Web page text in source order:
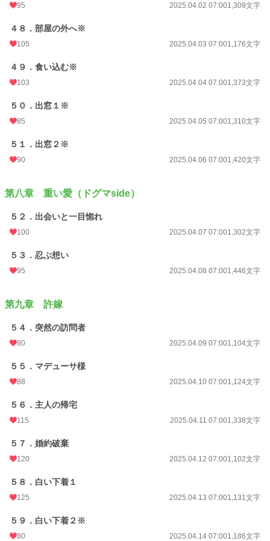
95 2025.04.02 07:001,309文字
４８．部屋の外へ※
105 2025.04.03 07:001,176文字
４９．食い込む※
103 2025.04.04 07:001,373文字
５０．出窓１※
85 2025.04.05 07:001,310文字
５１．出窓２※
90 2025.04.06 07:001,420文字
第八章 重い愛（ドグマside）
５２．出会いと一目惚れ
100 2025.04.07 07:001,302文字
５３．忍ぶ想い
95 2025.04.08 07:001,446文字
第九章 許嫁
５４．突然の訪問者
80 2025.04.09 07:001,104文字
５５．マデューサ様
88 2025.04.10 07:001,124文字
５６．主人の帰宅
115 2025.04.11 07:001,338文字
５７．婚約破棄
120 2025.04.12 07:001,102文字
５８．白い下着１
125 2025.04.13 07:001,131文字
５９．白い下着２※
80 2025.04.14 07:001,186文字